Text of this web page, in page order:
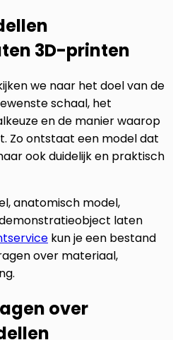
3D-printen
we naar het doel van de
schaal, het
en de manier waarop
Zo ontstaat een model dat
ook duidelijk en praktisch
anatomisch model,
laten
kun je een bestand
over materiaal,
over